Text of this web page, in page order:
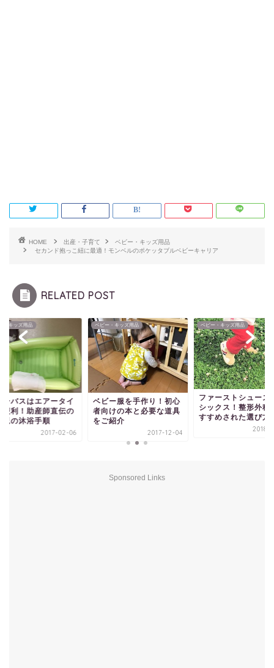
HOME 出産・子育て
ベビー・キッズ用品
セカンド抱っこ紐に最適！モンベルのポケッタブルベビーキャリア
RELATED POST
・キッズ用品
ーバスはエアータイ
便利！助産師直伝の
児の沐浴手順
2017-02-06
ベビー・キッズ用品
ベビー服を手作り！初心
者向けの本と必要な道具
をご紹介
2017-12-04
ベビー・キッズ用品
ファーストシューズ
シックス！整形外科
すすめされた選び方
2018-
Sponsored Links